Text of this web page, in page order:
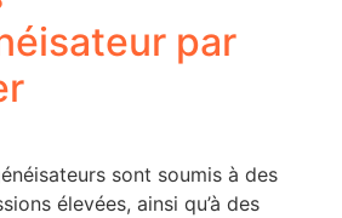
par
sont soumis à des
élevées, ainsi qu’à des